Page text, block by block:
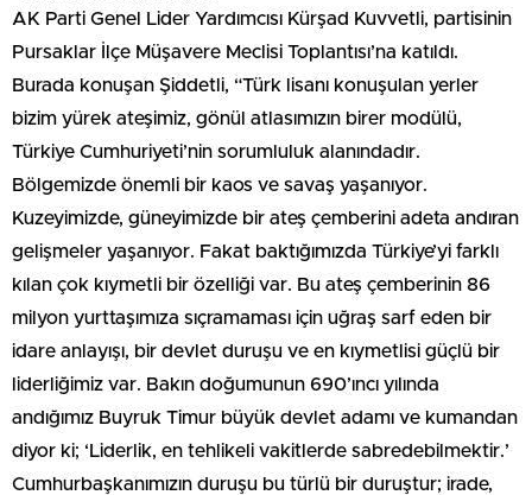
AK Parti Genel Lider Yardımcısı Kürşad Kuvvetli, partisinin
Pursaklar İlçe Müşavere Meclisi Toplantısı’na katıldı.
Burada konuşan Şiddetli, “Türk lisanı konuşulan yerler
bizim yürek ateşimiz, gönül atlasımızın birer modülü,
Türkiye Cumhuriyeti’nin sorumluluk alanındadır.
Bölgemizde önemli bir kaos ve savaş yaşanıyor.
Kuzeyimizde, güneyimizde bir ateş çemberini adeta andıran
gelişmeler yaşanıyor. Fakat baktığımızda Türkiye’yi farklı
kılan çok kıymetli bir özelliği var. Bu ateş çemberinin 86
milyon yurttaşımıza sıçramaması için uğraş sarf eden bir
idare anlayışı, bir devlet duruşu ve en kıymetlisi güçlü bir
liderliğimiz var. Bakın doğumunun 690’ıncı yılında
andığımız Buyruk Timur büyük devlet adamı ve kumandan
diyor ki; ‘Liderlik, en tehlikeli vakitlerde sabredebilmektir.’
Cumhurbaşkanımızın duruşu bu türlü bir duruştur; irade,